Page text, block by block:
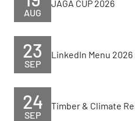
AUG
JAGA CUP 2026
SEP
23 LinkedIn Menu 2026
SEP
24 Timber & Climate